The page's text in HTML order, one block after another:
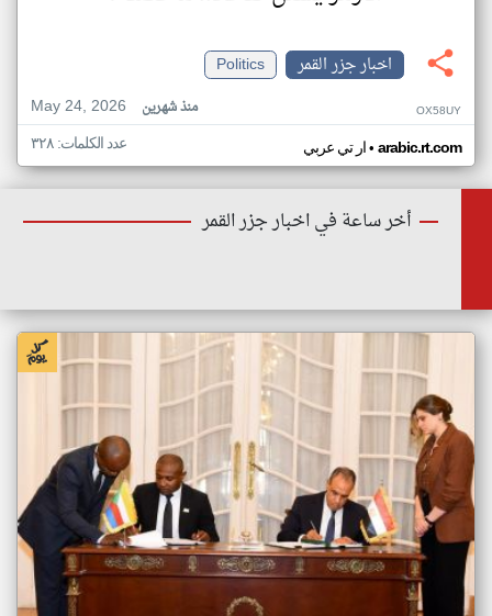
اخبار جزر القمر
Politics
May 24, 2026
منذ شهرين OX58UY
ار تي عربي• arabic.rt.com عدد الكلمات: ٣٢٨
أخر ساعة في اخبار جزر القمر